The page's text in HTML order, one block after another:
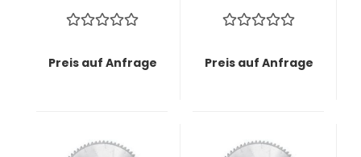
Perfekte
Vorritzaggregat
Preis auf Anfrage
Perfekte
Vorritzaggregat
Preis auf Anfrage